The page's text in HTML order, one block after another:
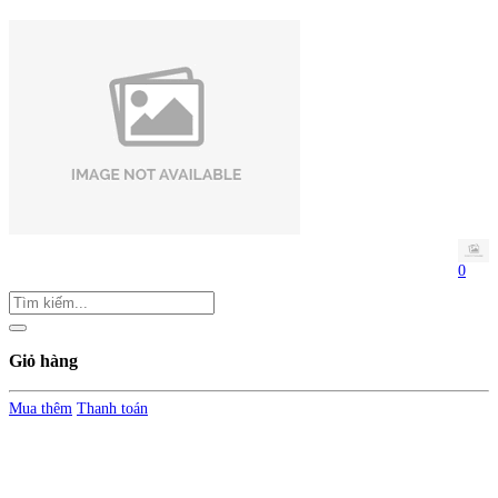
0
Giỏ hàng
Mua thêm Thanh toán